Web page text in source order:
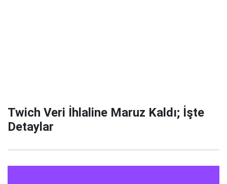
Twich Veri İhlaline Maruz Kaldı; İşte
Detaylar